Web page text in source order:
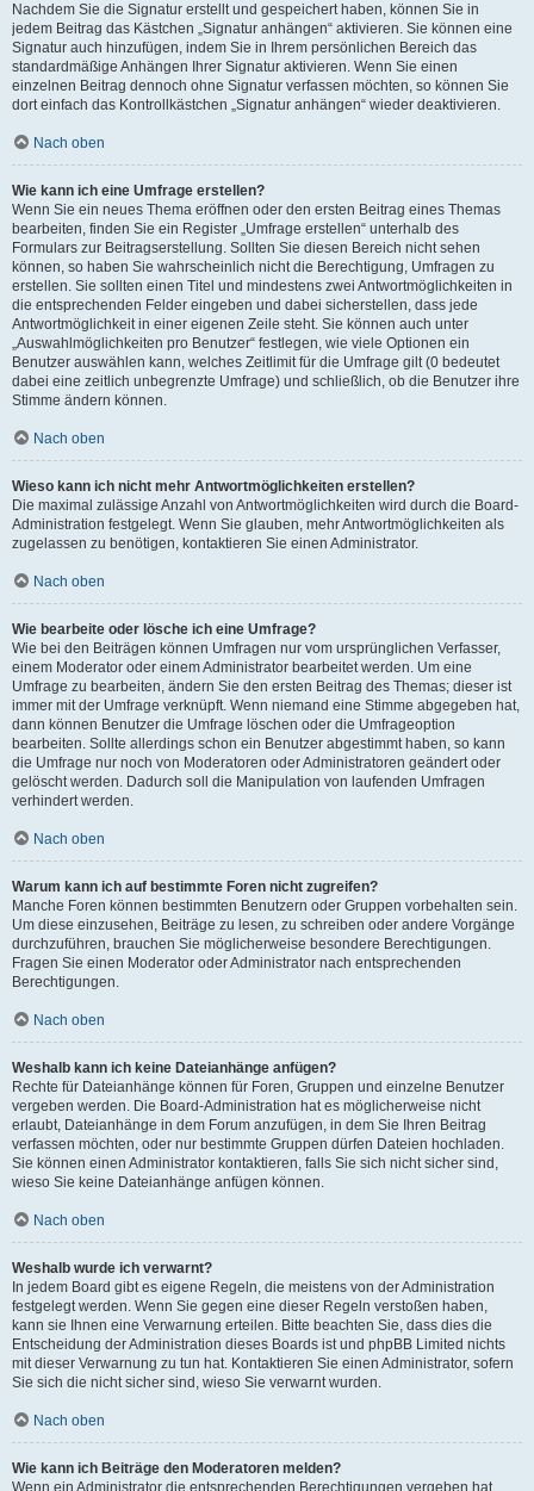
Nachdem Sie die Signatur erstellt und gespeichert haben, können Sie in
jedem Beitrag das Kästchen „Signatur anhängen“ aktivieren. Sie können eine
Signatur auch hinzufügen, indem Sie in Ihrem persönlichen Bereich das
standardmäßige Anhängen Ihrer Signatur aktivieren. Wenn Sie einen
einzelnen Beitrag dennoch ohne Signatur verfassen möchten, so können Sie
dort einfach das Kontrollkästchen „Signatur anhängen“ wieder deaktivieren.
Nach oben
Wie kann ich eine Umfrage erstellen?
Wenn Sie ein neues Thema eröffnen oder den ersten Beitrag eines Themas
bearbeiten, finden Sie ein Register „Umfrage erstellen“ unterhalb des
Formulars zur Beitragserstellung. Sollten Sie diesen Bereich nicht sehen
können, so haben Sie wahrscheinlich nicht die Berechtigung, Umfragen zu
erstellen. Sie sollten einen Titel und mindestens zwei Antwortmöglichkeiten in
die entsprechenden Felder eingeben und dabei sicherstellen, dass jede
Antwortmöglichkeit in einer eigenen Zeile steht. Sie können auch unter
„Auswahlmöglichkeiten pro Benutzer“ festlegen, wie viele Optionen ein
Benutzer auswählen kann, welches Zeitlimit für die Umfrage gilt (0 bedeutet
dabei eine zeitlich unbegrenzte Umfrage) und schließlich, ob die Benutzer ihre
Stimme ändern können.
Nach oben
Wieso kann ich nicht mehr Antwortmöglichkeiten erstellen?
Die maximal zulässige Anzahl von Antwortmöglichkeiten wird durch die Board-
Administration festgelegt. Wenn Sie glauben, mehr Antwortmöglichkeiten als
zugelassen zu benötigen, kontaktieren Sie einen Administrator.
Nach oben
Wie bearbeite oder lösche ich eine Umfrage?
Wie bei den Beiträgen können Umfragen nur vom ursprünglichen Verfasser,
einem Moderator oder einem Administrator bearbeitet werden. Um eine
Umfrage zu bearbeiten, ändern Sie den ersten Beitrag des Themas; dieser ist
immer mit der Umfrage verknüpft. Wenn niemand eine Stimme abgegeben hat,
dann können Benutzer die Umfrage löschen oder die Umfrageoption
bearbeiten. Sollte allerdings schon ein Benutzer abgestimmt haben, so kann
die Umfrage nur noch von Moderatoren oder Administratoren geändert oder
gelöscht werden. Dadurch soll die Manipulation von laufenden Umfragen
verhindert werden.
Nach oben
Warum kann ich auf bestimmte Foren nicht zugreifen?
Manche Foren können bestimmten Benutzern oder Gruppen vorbehalten sein.
Um diese einzusehen, Beiträge zu lesen, zu schreiben oder andere Vorgänge
durchzuführen, brauchen Sie möglicherweise besondere Berechtigungen.
Fragen Sie einen Moderator oder Administrator nach entsprechenden
Berechtigungen.
Nach oben
Weshalb kann ich keine Dateianhänge anfügen?
Rechte für Dateianhänge können für Foren, Gruppen und einzelne Benutzer
vergeben werden. Die Board-Administration hat es möglicherweise nicht
erlaubt, Dateianhänge in dem Forum anzufügen, in dem Sie Ihren Beitrag
verfassen möchten, oder nur bestimmte Gruppen dürfen Dateien hochladen.
Sie können einen Administrator kontaktieren, falls Sie sich nicht sicher sind,
wieso Sie keine Dateianhänge anfügen können.
Nach oben
Weshalb wurde ich verwarnt?
In jedem Board gibt es eigene Regeln, die meistens von der Administration
festgelegt werden. Wenn Sie gegen eine dieser Regeln verstoßen haben,
kann sie Ihnen eine Verwarnung erteilen. Bitte beachten Sie, dass dies die
Entscheidung der Administration dieses Boards ist und phpBB Limited nichts
mit dieser Verwarnung zu tun hat. Kontaktieren Sie einen Administrator, sofern
Sie sich die nicht sicher sind, wieso Sie verwarnt wurden.
Nach oben
Wie kann ich Beiträge den Moderatoren melden?
Wenn ein Administrator die entsprechenden Berechtigungen vergeben hat,